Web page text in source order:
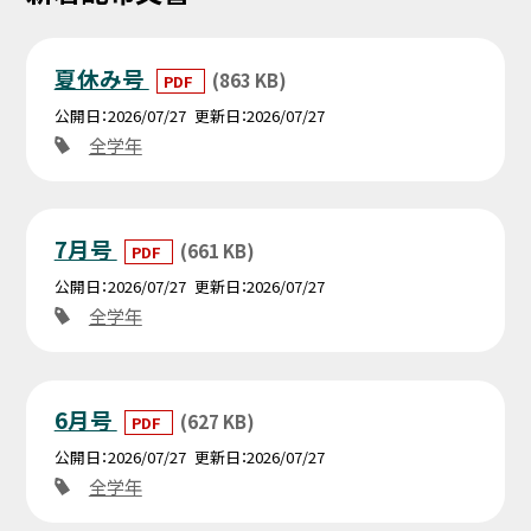
夏休み号 PDF (863 KB)
公開日 2026/07/27 更新日 2026/07/27
全学年
7月号 PDF (661 KB)
公開日 2026/07/27 更新日 2026/07/27
全学年
6月号 PDF (627 KB)
公開日 2026/07/27 更新日 2026/07/27
全学年